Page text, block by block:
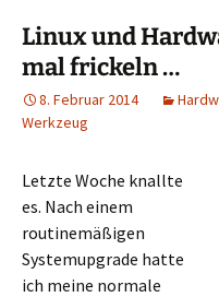
Linux und
mal frickeln …
8. Februar 2014
Werkzeug
Letzte Woche knallte
es. Nach einem
routinemäßigen
Systemupgrade hatte
ich meine normale